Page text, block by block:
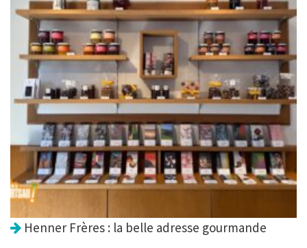
Henner Frères : la belle adresse gourmande